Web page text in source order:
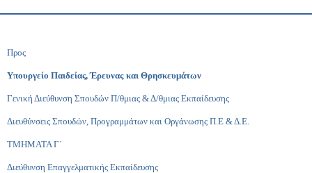
Προς
Υπουργείο Παιδείας, Έρευνας και Θρησκευμάτων
Γενική Διεύθυνση Σπουδών Π/θμιας & Δ/θμιας Εκπαίδευσης
Διευθύνσεις Σπουδών, Προγραμμάτων και Οργάνωσης Π.Ε & Δ.Ε.
ΤΜΗΜΑΤΑ Γ΄
Διεύθυνση Επαγγελματικής Εκπαίδευσης